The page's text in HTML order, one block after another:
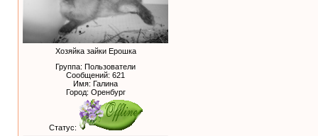
Хозяйка зайки Ерошка
Группа: Пользователи
Сообщений: 621
Имя: Галина
Город: Оренбург
Статус: